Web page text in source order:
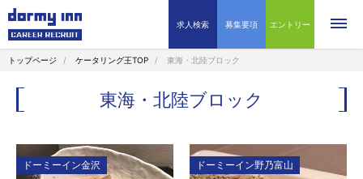
求人検索 募集要項 エントリー
トップページ ケータリング王TOP 東海・北陸ブロック
東海・北陸ブロック
ドーミーイン金沢 ドーミーイン野乃富山